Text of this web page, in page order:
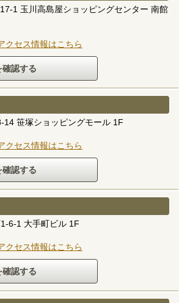
1 玉川高島屋ショッピングセンター 南館
クセス情報はこちら
14 笹塚ショッピングモール 1F
クセス情報はこちら
6-1 大手町ビル 1F
クセス情報はこちら